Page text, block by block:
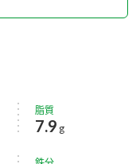
脂質
7.9 g